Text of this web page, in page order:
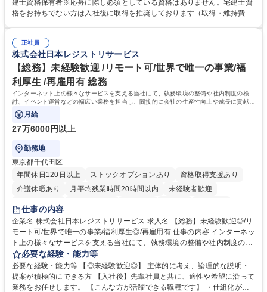
求・支払データ登録、取引先マスター申請対応）・予算作成及び予実管
の他に担当頂く業務が発生する場合があります。 募集職種 【営業事務】
業務職/三井物産グループ/平均残業時間10H/完全週休2日
建士資格保有者※応募に際し必須としている資格はありません。宅建士資
格をお持ちでない方は入社後に取得を推奨しております（取得・維持費用
ション力がある方。 ・チャレンジを厭わず、粘り強く業務に取り組める
方。多様な関係者と謙虚に信頼関係を構築でき、期限を意識したスケジュ
ール管理が出来る方。※将来的に他部署（営業部門、コーポレート部門）
へのジョブローテーションの可能性があります。 学歴・資格 学歴：大学
院 大学 語学力： 資格：宅地建物取引士
正社員
株式会社日本レジストリサービス
【総務】未経験歓迎 /リモート可/世界で唯一の事業/福
利厚生 /再雇用有 総務
インターネット上の様々なサービスを支える当社にて、執務環境の整備や社内制度の検
討、イベント運営などの幅広い業務を担当し、間接的に会社の生産性向上や成長に貢献し
ている部署です。
月給
27万6000円以上
勤務地
東京都千代田区
年間休日120日以上
ストックオプションあり
資格取得支援あり
介護休暇あり
月平均残業時間20時間以内
未経験者歓迎
住宅手当あり
完全週休2日制
交通費支給 駅近5分以内 土日祝休み 服装自由
仕事の内容
企業名 株式会社日本レジストリサービス 求人名 【総務】未経験歓迎◎/リ
モート可/世界で唯一の事業/福利厚生◎/再雇用有 仕事の内容 インターネッ
ト上の様々なサービスを支える当社にて、執務環境の整備や社内制度の検
討、イベント運営などの幅広い業務を担当し、間接的に会社の生産性向上
や成長に貢献している部署です。 会社の全メンバーが安心して長く成果を
発揮できる環境を整えるために、毎日のメンテナンスや維持管理に加え、
新たな施策検討を積極的に行っていただき、会社全体を巻き込み課題解決
必要な経験・能力等
必要な経験・能力等 【◎未経験歓迎◎】 主体的に考え、論理的な説明・
提案が積極的にできる方 【入社後】先輩社員と共に、適性や希望に沿って
業務をお任せします。 【こんな方が活躍できる職種です】 ・仕組化が好